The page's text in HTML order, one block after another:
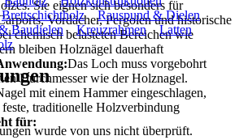
Sie eignen sich besonders für
Vordächer, Pergolen und historische
chemisch belasteten Bereichen wie
bleiben Holznägel dauerhaft
Das Loch muss vorgebohrt
Durchmesser wie der Holznagel.
mit einem Hammer eingeschlagen,
traditionelle Holzverbindung
für:
Brettschichtholz
Rauspund & Dielen
Baudielen
Kreuzrahmen
Latten
wurde von uns nicht überprüft.